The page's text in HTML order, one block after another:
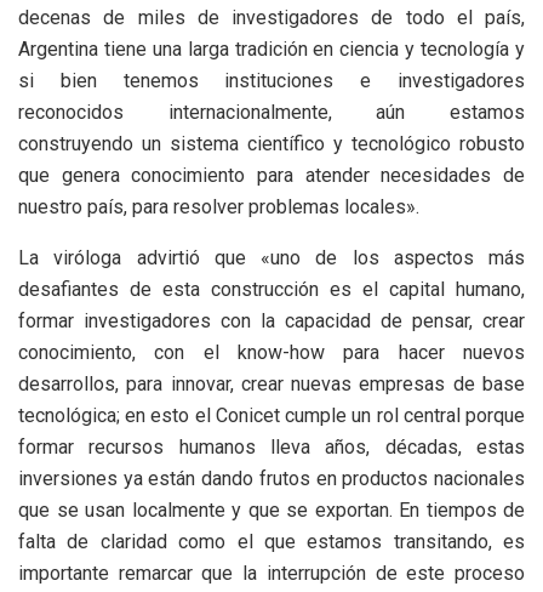
decenas de miles de investigadores de todo el país,
Argentina tiene una larga tradición en ciencia y tecnología y
si bien tenemos instituciones e investigadores
reconocidos internacionalmente, aún estamos
construyendo un sistema científico y tecnológico robusto
que genera conocimiento para atender necesidades de
nuestro país, para resolver problemas locales».
La viróloga advirtió que «uno de los aspectos más
desafiantes de esta construcción es el capital humano,
formar investigadores con la capacidad de pensar, crear
conocimiento, con el know-how para hacer nuevos
desarrollos, para innovar, crear nuevas empresas de base
tecnológica; en esto el Conicet cumple un rol central porque
formar recursos humanos lleva años, décadas, estas
inversiones ya están dando frutos en productos nacionales
que se usan localmente y que se exportan. En tiempos de
falta de claridad como el que estamos transitando, es
importante remarcar que la interrupción de este proceso